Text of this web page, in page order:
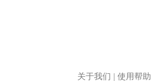
关于我们 使用帮助